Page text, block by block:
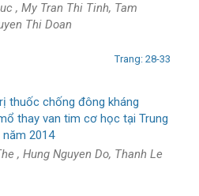
, My Tran Thi Tinh, Tam
Thi Doan
Trang: 28-33
thuốc chống đông kháng
thay van tim cơ học tại Trung
2014
, Hung Nguyen Do, Thanh Le